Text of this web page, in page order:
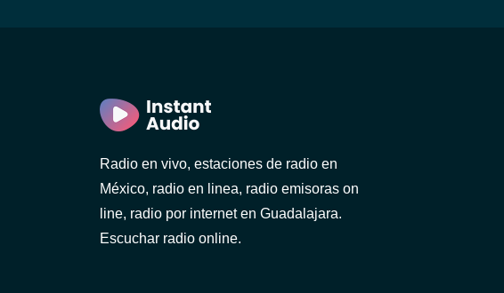
Radio en vivo, estaciones de radio en
México, radio en linea, radio emisoras on
line, radio por internet en Guadalajara.
Escuchar radio online.